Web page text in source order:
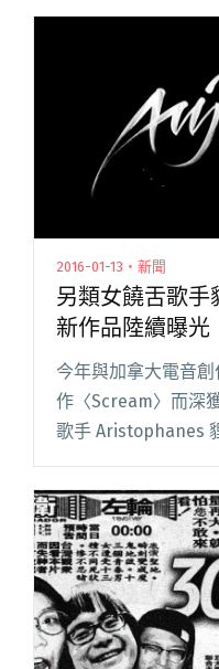
2016-01-13・新聞
另類女饒舌歌手
新作品陸續曝光
今年與加拿大電音
作〈Scream〉而深
歌手 Aristophanes
Rush To Leave
貍貓即將推出首張